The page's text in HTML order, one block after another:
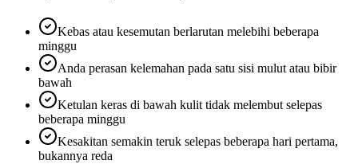
Kebas atau kesemutan berlarutan melebihi beberapa
minggu
Anda perasan kelemahan pada satu sisi mulut atau bibir
bawah
Ketulan keras di bawah kulit tidak melembut selepas
beberapa minggu
Kesakitan semakin teruk selepas beberapa hari pertama,
bukannya reda